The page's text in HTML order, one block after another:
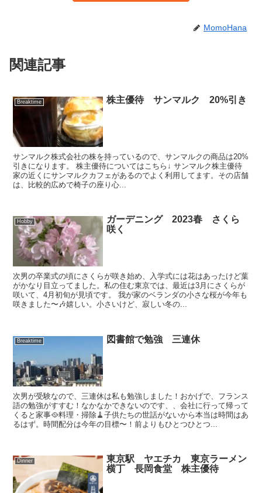
MomoHana
関連記事
Breaktime 株主優待 サンマルク 20%引き
サンマルク株式会社の株を持っているので、サンマルクの商品は20%
引きになります。 株主優待についてはこちら↓ サンマルク株主優待
家の近くにサンマルクカフェがあるのでよく利用してます。その店舗
は、比較的広めで椅子の座り心...
Hobby
ガーデニング 2023春 さくら
咲く
次男の卒業式の頃にさくらが咲き始め、入学式には花はあったけど葉
がかなり目立ってました。私の住む東京では、最近は3月にさくらが
咲いて、4月初旬が見頃です。 我が家のベランダの小さな桜が今年も
咲きました〜🎶嬉しい。小さいけど、寂しい冬の...
Breaktime 図書館で勉強 三連休
次男が受験なので、三連休は私も勉強しました！おかげで、フランス
語の勉強がすすむ！なかなかできないのです、、会社に行って帰って
くると家事🥘料理・掃除🧹子供たちの世話がないから本当は時間はあ
るはず。時間配分は今年の目標〜！前よりもひとつひとつ...
Dinner
東京駅 ヤエチカ 東京ラーメン
横丁 長岡食堂 株主優待